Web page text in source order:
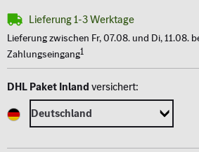
Lieferung 1-3 Werktage
Lieferung zwischen Fr, 07.08. und Di, 11.08.
Zahlungseingang1
DHL Paket Inlandversichert: